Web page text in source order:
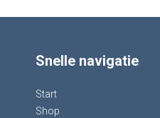
Snelle navigatie
Start
Shop